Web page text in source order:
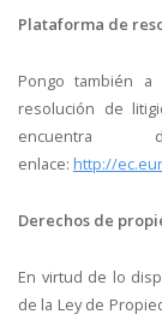
Plataforma de
Pongo también
resolución de
enlace: http://
Derechos de
En virtud de lo
de la Ley de